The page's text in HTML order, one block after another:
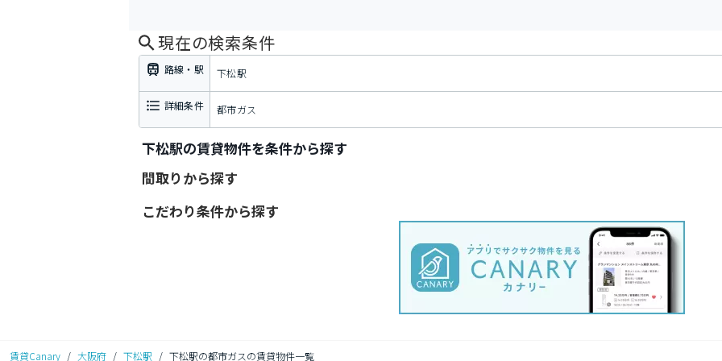
現在の検索条件
路線・駅 下松駅
詳細条件 都市ガス
下松駅の賃貸物件を条件から探す
間取りから探す
こだわり条件から探す
賃貸Canary / 大阪府 / 下松駅 / 下松駅の都市ガスの賃貸物件一覧